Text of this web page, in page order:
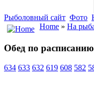
Рыболовный сайт Фото
Home » На
Обед по расписанию
634 633 632 619 608 582